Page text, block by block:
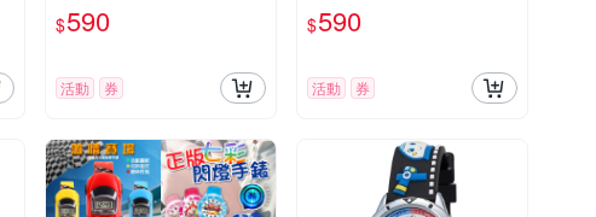
$590
活動 券
$590
活動 券